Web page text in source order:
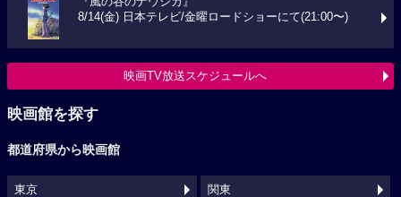
8/14(金) 日本テレビ/金曜ロードショーにて(21:00〜)
映画TV放送スケジュールへ
映画館を探す
都道府県から映画館
東京 関東